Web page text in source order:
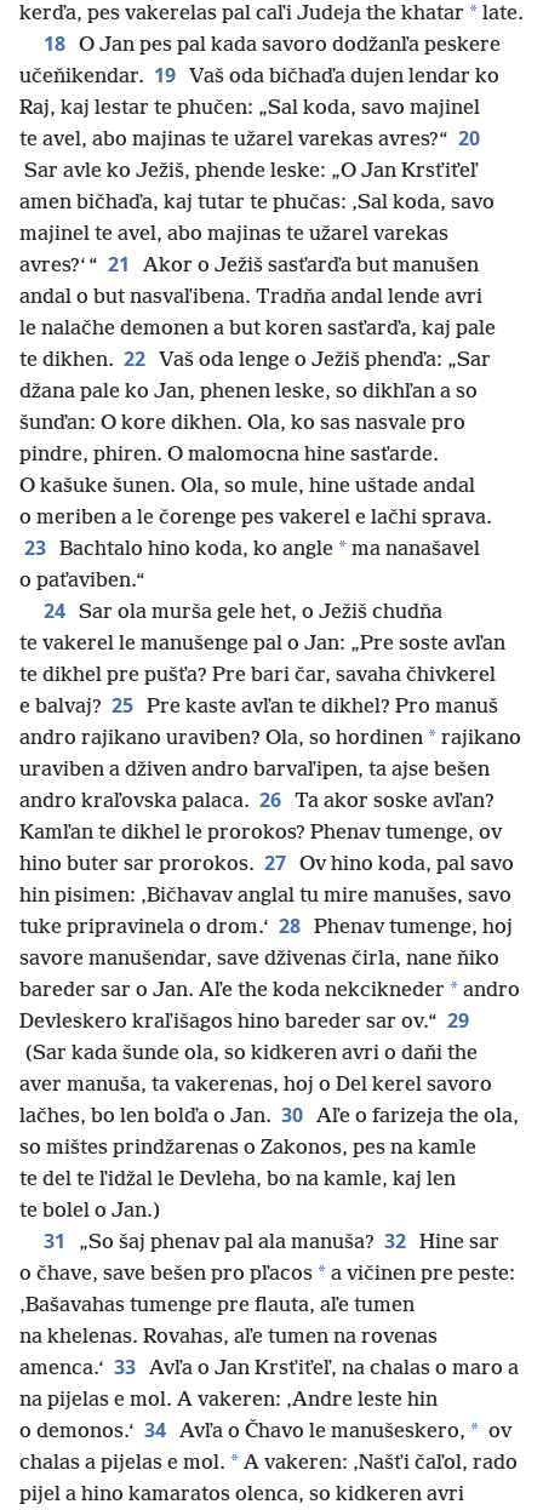
kerďa, pes vakerelas pal caľi Judeja the khatar * late.
18 O Jan pes pal kada savoro dodžanľa peskere
učeňikendar. 19
Vaš oda bičhaďa dujen lendar ko
Raj, kaj lestar te phučen: „Sal koda, savo majinel
te avel, abo majinas te užarel varekas avres?“ 20
Sar avle ko Ježiš, phende leske: „O Jan Krsťiťeľ
amen bičhaďa, kaj tutar te phučas: ‚Sal koda, savo
majinel te avel, abo majinas te užarel varekas
avres?‘ “ 21
Akor o Ježiš sasťarďa but manušen
andal o but nasvaľibena. Tradňa andal lende avri
le nalačhe demonen a but koren sasťarďa, kaj pale
te dikhen. 22
Vaš oda lenge o Ježiš phenďa: „Sar
džana pale ko Jan, phenen leske, so dikhľan a so
šunďan: O kore dikhen. Ola, ko sas nasvale pro
pindre, phiren. O malomocna hine sasťarde.
O kašuke šunen. Ola, so mule, hine uštade andal
o meriben a le čorenge pes vakerel e lačhi sprava.
23 Bachtalo hino koda, ko angle * ma nanašavel
o paťaviben.“
24 Sar ola murša gele het, o Ježiš chudňa
te vakerel le manušenge pal o Jan: „Pre soste avľan
te dikhel pre pušťa? Pre bari čar, savaha čhivkerel
e balvaj? 25 Pre kaste avľan te dikhel? Pro manuš
andro rajikano uraviben? Ola, so hordinen * rajikano
uraviben a dživen andro barvaľipen, ta ajse bešen
andro kraľovska palaca. 26 Ta akor soske avľan?
Kamľan te dikhel le prorokos? Phenav tumenge, ov
hino buter sar prorokos. 27 Ov hino koda, pal savo
hin pisimen: ‚Bičhavav anglal tu mire manušes, savo
tuke pripravinela o drom.‘ 28 Phenav tumenge, hoj
savore manušendar, save dživenas čirla, nane ňiko
bareder sar o Jan. Aľe the koda nekcikneder * andro
Devleskero kraľišagos hino bareder sar ov.“ 29
(Sar kada šunde ola, so kidkeren avri o daňi the
aver manuša, ta vakerenas, hoj o Del kerel savoro
lačhes, bo len bolďa o Jan. 30 Aľe o farizeja the ola,
so mištes prindžarenas o Zakonos, pes na kamle
te del te ľidžal le Devleha, bo na kamle, kaj len
te bolel o Jan.)
31 „So šaj phenav pal ala manuša? 32 Hine sar
o čhave, save bešen pro pľacos * a vičinen pre peste:
‚Bašavahas tumenge pre flauta, aľe tumen
na khelenas. Rovahas, aľe tumen na rovenas
amenca.‘ 33 Avľa o Jan Krsťiťeľ, na chalas o maro a
na pijelas e mol. A vakeren: ‚Andre leste hin
o demonos.‘ 34 Avľa o Čhavo le manušeskero, * ov
chalas a pijelas e mol. * A vakeren: ‚Našťi čaľol, rado
pijel a hino kamaratos olenca, so kidkeren avri